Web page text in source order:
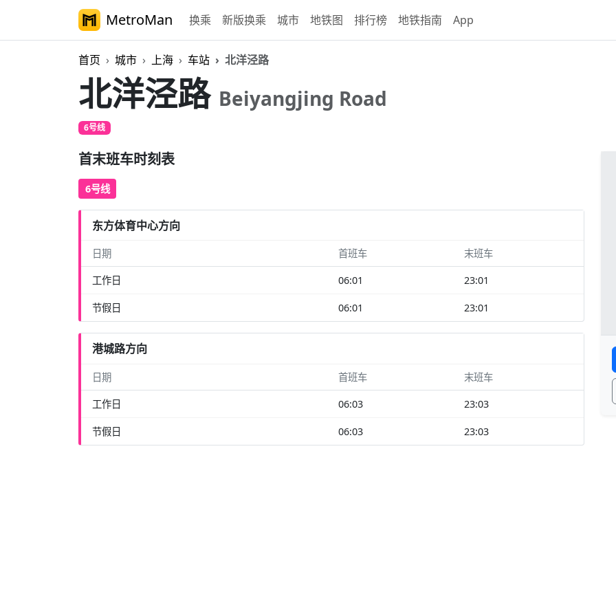
MetroMan 换乘 新版换乘 城市 地铁图 排行榜 地铁指南 App
首页 城市 上海 车站 北洋泾路
北洋泾路 Beiyangjing Road
6号线
首末班车时刻表
6号线
东方体育中心方向
日期 首班车 末班车
工作日 06:01 23:01
节假日 06:01 23:01
港城路方向
日期 首班车 末班车
工作日 06:03 23:03
节假日 06:03 23:03